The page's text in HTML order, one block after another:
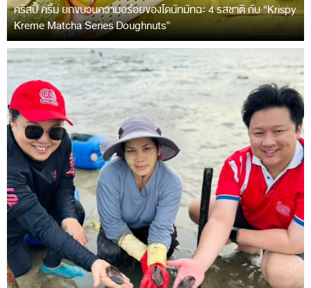
คริสปี้ ครีม ยกขบวนความอร่อยของโดนัทมัทฉะ 4 รสชาติ กับ “Krispy
Kreme Matcha Series Doughnuts”